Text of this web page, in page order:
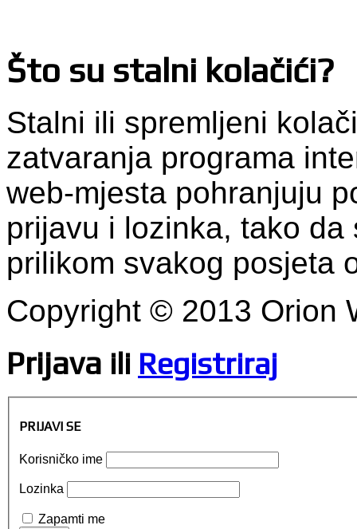
Što su stalni kolačići?
Stalni ili spremljeni
zatvaranja programa
web-mjesta pohranjuju
prijavu i lozinka, tako
prilikom svakog posjeta
Copyright © 2013 Orion
Prijava ili Registriraj
PRIJAVI SE
Korisničko ime
Lozinka
Zapamti me